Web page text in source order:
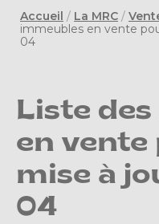
Accueil / La MRC /
immeubles en vente
04
Liste
en vente
mise à
04